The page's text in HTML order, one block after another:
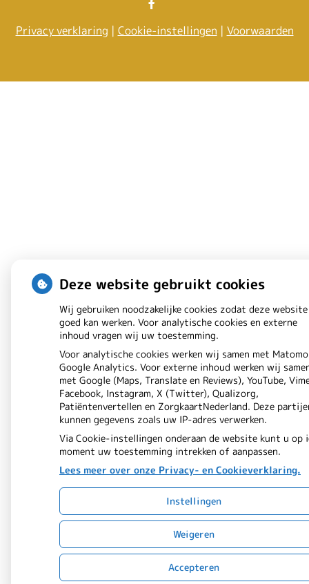
facebook
Privacy verklaring | Cookie-instellingen | Voorwaarden
Deze website gebruikt cookies
Wij gebruiken noodzakelijke cookies zodat deze website
goed kan werken. Voor analytische cookies en externe
inhoud vragen wij uw toestemming.
Voor analytische cookies werken wij samen met
Google Analytics. Voor externe inhoud werken wij
met Google (Maps, Translate en Reviews), YouTube,
Facebook, Instagram, X (Twitter), Qualizorg,
Patiëntenvertellen en ZorgkaartNederland. Deze
kunnen gegevens zoals uw IP-adres verwerken.
Via Cookie-instellingen onderaan de website kunt u op
moment uw toestemming intrekken of aanpassen.
Lees meer over onze Privacy- en Cookieverklaring.
Instellingen
Weigeren
Accepteren